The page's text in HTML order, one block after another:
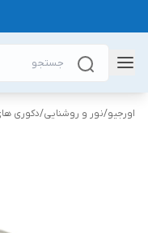
اورجیو/نور و روشنایی/دکوری